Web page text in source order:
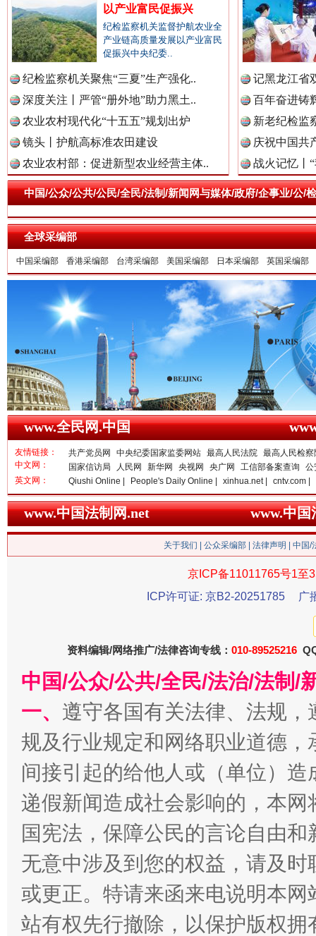
一枚“钉子”竟然扎入要害部门
雄关漫道展新颜 “
衣柜里的秘密 高速路
春天里的科技盛宴
巳巳如意，开工大吉！ 三轮上
以产业富民促振兴
纪检监察机关监督护航农业全
产业链高质量发展以产业富民
促振兴中央纪委..
纪检监察机关聚焦“三夏”生产强化..
深度关注丨严管“册外地”助力黑土..
农业农村现代化“十五五”规划出炉
镜头丨护航高标准农田建设
农业农村部：促进新型农业经营主体..
记黑龙江省
百年奋进铸
新老纪检监
庆祝中国共
战火记忆丨
中国/公众/公共/公民/全民/法制/新闻网与媒体/政府/企事业/公/
全球采编部
中国采编部 香港采编部 台湾采编部 美国采编部 日本采编部 英国采编部
www.全民网.中国
友情链接：
中文网：
共产党员网 中央纪委国家监委网站 最高人民法院 最高人民检察
国家信访局
人民网 新华网 央视网 央广网 工信部备案查询
公
英文网：
Qiushi Online | People's Daily Online | xinhua.net | cntv.com |
www.中国法制网.net www.中
关于我们 公众采编部 法律声明 | 中国
京ICP备11011765号1至
ICP许可证: 京B2-20251785
广
资料编辑/网络推广/法律咨询专线： 010-89525216
中国/公众/公共/全民/法治/法制/
一、 遵守各国有关法律、法规
规及行业规定和网络职业道德
间接引起的给他人或（单位）
递假新闻造成社会影响的，本
国宪法，保障公民的言论自由
无意中涉及到您的权益，请及
或更正。特请来函来电说明本
站有权先行撤除，以保护版权